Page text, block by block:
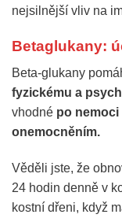
nejsilnější vliv na
Betaglukany:
Beta-glukany
fyzickému a
vhodné po
onemocněním.
Věděli jste, že
24 hodin denně v
kostní dřeni, když